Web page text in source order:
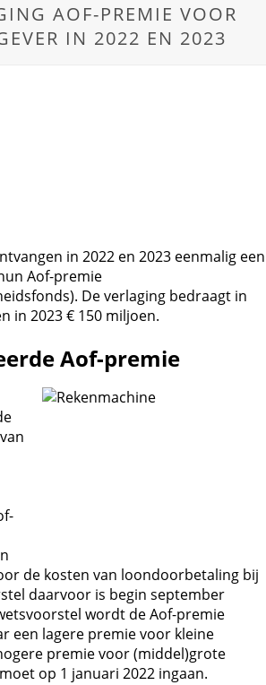
AOF-PREMIE VOOR
IN 2022 EN 2023
in 2022 en 2023 eenmalig een
Aof-premie
De verlaging bedraagt in
in 2023 € 150 miljoen.
Aof-premie
de kosten van loondoorbetaling bij
daarvoor is begin september
wordt de Aof-premie
een lagere premie voor kleine
premie voor (middel)grote
op 1 januari 2022 ingaan.